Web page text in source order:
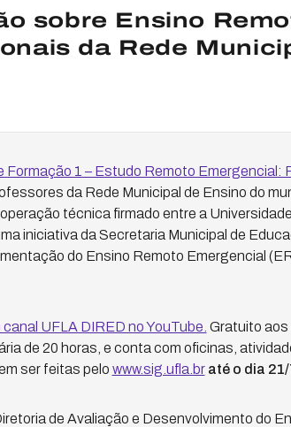
sobre Ensino
da Rede
Formação 1 – Estudo Remoto Emergencial:
da Rede Municipal de Ensino do
técnica firmado entre a
iniciativa da Secretaria Municipal de
do Ensino Remoto Emergencial
UFLA DIRED no YouTube. Gratuito aos
de 20 horas, e conta com oficinas,
ser feitas pelo www.sig.ufla.br até o dia 21/
de Avaliação e Desenvolvimento do